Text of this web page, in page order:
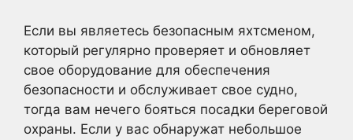
Если вы являетесь безопасным яхтсменом,
который регулярно проверяет и обновляет
свое оборудование для обеспечения
безопасности и обслуживает свое судно,
тогда вам нечего бояться посадки береговой
охраны. Если у вас обнаружат небольшое